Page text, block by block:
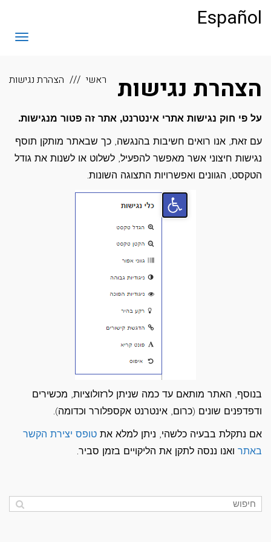
לתוכןEspañol
ראשי הצהרת נגישות הצהרת נגישות
על פי חוק נגישות אתרי אינטרנט, אתר זה פטור מנגישות.
עם זאת, אנו רואים חשיבות בהנגשה, כך שבאתר מותקן תוסף
נגישות חיצוני אשר מאפשר להפעיל, לשלוט או לשנות את גודל
הטקסט, הגוונים ואפשרויות התצוגה השונות.
בנוסף, האתר מותאם עד כמה שניתן לרזולוציות, מכשירים
ודפדפנים שונים (כרום, אינטרנט אקספלורר וכדומה).
אם נתקלת בבעיה כלשהי, ניתן למלא את טופס יצירת הקשר
באתר ואנו ננסה לתקן את הליקויים בזמן סביר.